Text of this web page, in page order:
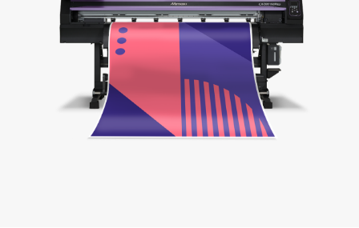
FINANCIAMENTO
TECNOLOGIA MIMAKI
CONTACTOS
SOBRE NÓS